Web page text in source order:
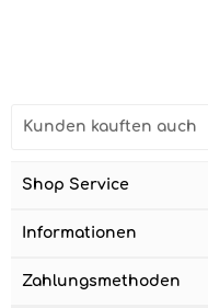
Kunden kauften auch
Shop Service
Informationen
Zahlungsmethoden